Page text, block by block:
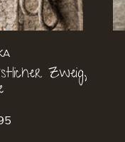
Zweig,